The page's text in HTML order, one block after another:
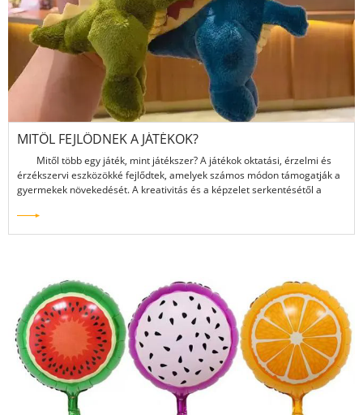
MITŐL FEJLŐDNEK A JÁTÉKOK?
Mitől több egy játék, mint játékszer? A játékok oktatási, érzelmi és
érzékszervi eszközökké fejlődtek, amelyek számos módon támogatják a
gyermekek növekedését. A kreativitás és a képzelet serkentésétől a
játékok ma már alapvető szerepet játszanak a korai tanulásban és
szocializációban.